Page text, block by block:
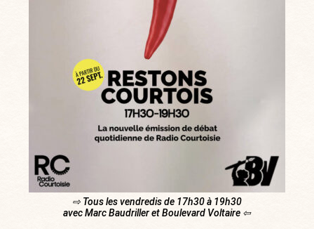
⇨ Tous les vendredis de 17h30 à 19h30
avec Marc Baudriller et Boulevard Voltaire ⇦